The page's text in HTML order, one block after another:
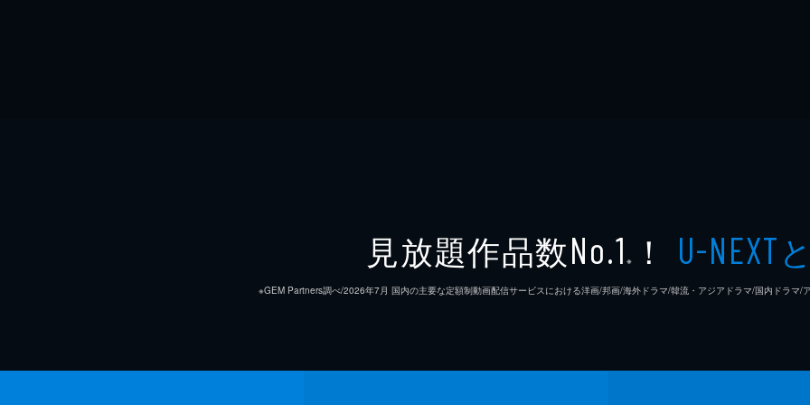
見放題作品数No.1 ※ ！ U-NEXT
※GEM Partners調べ/2026年7⽉ 国内の主要な定額制動画配信サービスにおける洋画/邦画/海外ドラマ/韓流・アジアドラマ/国内ドラマ/